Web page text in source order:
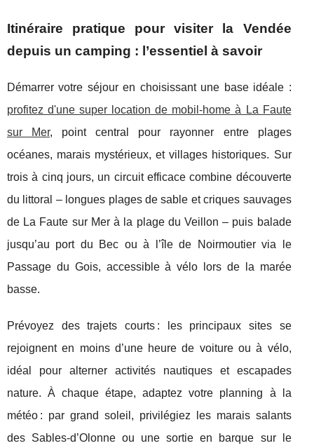
Itinéraire pratique pour visiter la Vendée
depuis un camping : l’essentiel à savoir
Démarrer votre séjour en choisissant une base idéale :
profitez d'une super location de mobil-home à La Faute
sur Mer, point central pour rayonner entre plages
océanes, marais mystérieux, et villages historiques. Sur
trois à cinq jours, un circuit efficace combine découverte
du littoral – longues plages de sable et criques sauvages
de La Faute sur Mer à la plage du Veillon – puis balade
jusqu’au port du Bec ou à l’île de Noirmoutier via le
Passage du Gois, accessible à vélo lors de la marée
basse.
Prévoyez des trajets courts : les principaux sites se
rejoignent en moins d’une heure de voiture ou à vélo,
idéal pour alterner activités nautiques et escapades
nature. À chaque étape, adaptez votre planning à la
météo : par grand soleil, privilégiez les marais salants
des Sables-d’Olonne ou une sortie en barque sur le